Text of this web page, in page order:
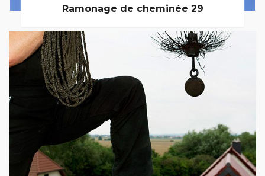
Ramonage de cheminée 29